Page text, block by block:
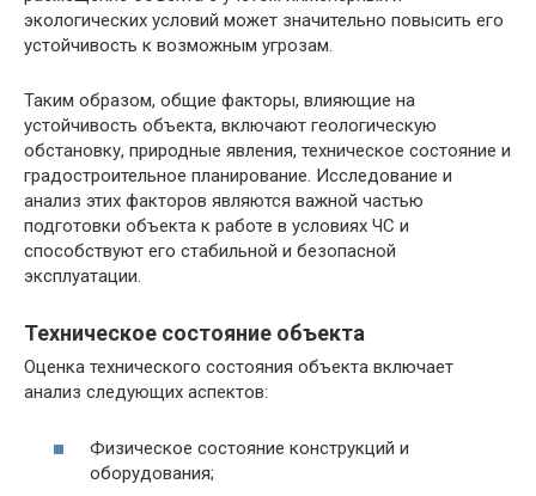
экологических условий может значительно повысить его
устойчивость к возможным угрозам.
Таким образом, общие факторы, влияющие на
устойчивость объекта, включают геологическую
обстановку, природные явления, техническое состояние и
градостроительное планирование. Исследование и
анализ этих факторов являются важной частью
подготовки объекта к работе в условиях ЧС и
способствуют его стабильной и безопасной
эксплуатации.
Техническое состояние объекта
Оценка технического состояния объекта включает
анализ следующих аспектов:
Физическое состояние конструкций и
оборудования;